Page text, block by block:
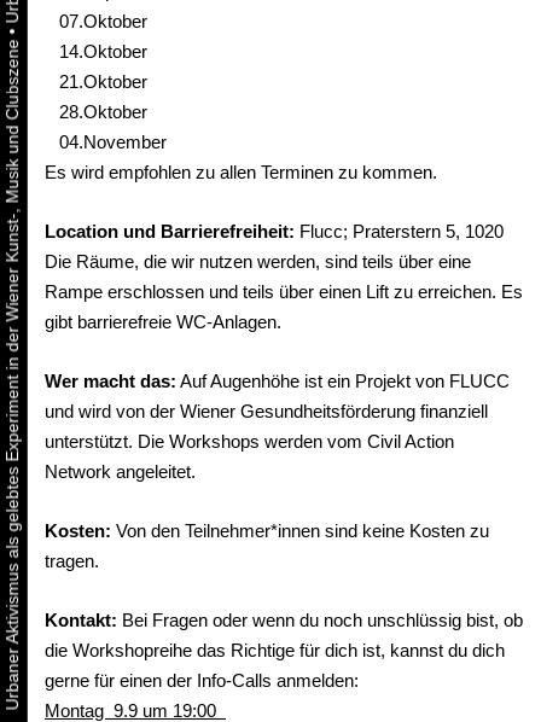
Urbaner Aktivismus als gelebtes Experiment in der Wiener Kunst-, Musik und Clubszene
•
07.Oktober
14.Oktober
21.Oktober
28.Oktober
04.November
Es wird empfohlen zu allen Terminen zu kommen.
Location und Barrierefreiheit: Flucc; Praterstern 5, 1020
Die Räume, die wir nutzen werden, sind teils über eine
Rampe erschlossen und teils über einen Lift zu erreichen. Es
gibt barrierefreie WC-Anlagen.
Wer macht das: Auf Augenhöhe ist ein Projekt von FLUCC
und wird von der Wiener Gesundheitsförderung finanziell
unterstützt. Die Workshops werden vom Civil Action
Network angeleitet.
Kosten: Von den Teilnehmer*innen sind keine Kosten zu
tragen.
Kontakt: Bei Fragen oder wenn du noch unschlüssig bist, ob
die Workshopreihe das Richtige für dich ist, kannst du dich
gerne für einen der Info-Calls anmelden:
Montag 9.9 um 19:00